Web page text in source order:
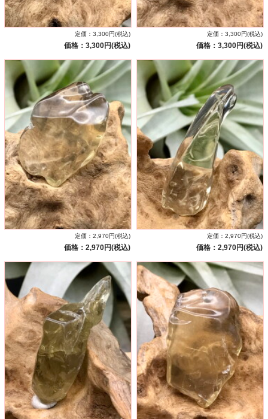
定価：3,300円(税込)
価格：3,300円(税込)
定価：3,300円(税込)
価格：3,300円(税込)
定価：2,970円(税込)
価格：2,970円(税込)
定価：2,970円(税込)
価格：2,970円(税込)